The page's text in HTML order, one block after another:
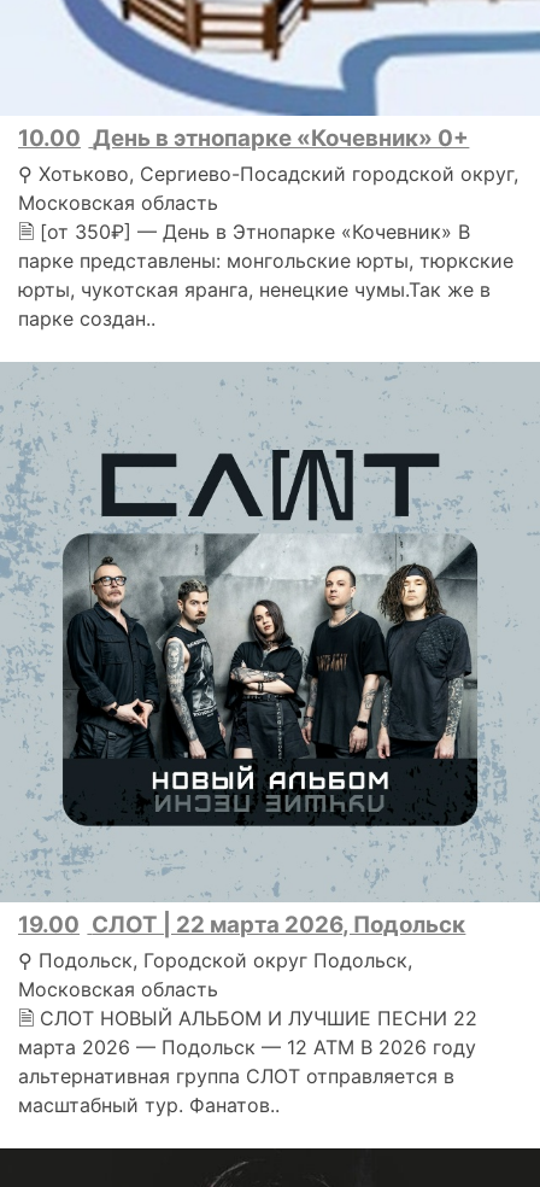
10.00 День в этнопарке «Кочевник» 0+
⚲ Хотьково, Сергиево-Посадский городской округ,
Московская область
🗎 [от 350₽] — День в Этнопарке «Кочевник» В
парке представлены: монгольские юрты, тюркские
юрты, чукотская яранга, ненецкие чумы.Так же в
парке создан..
19.00 СЛОТ | 22 марта 2026, Подольск
⚲ Подольск, Городской округ Подольск,
Московская область
🗎 СЛОТ НОВЫЙ АЛЬБОМ И ЛУЧШИЕ ПЕСНИ 22
марта 2026 — Подольск — 12 АТМ В 2026 году
альтернативная группа СЛОТ отправляется в
масштабный тур. Фанатов..